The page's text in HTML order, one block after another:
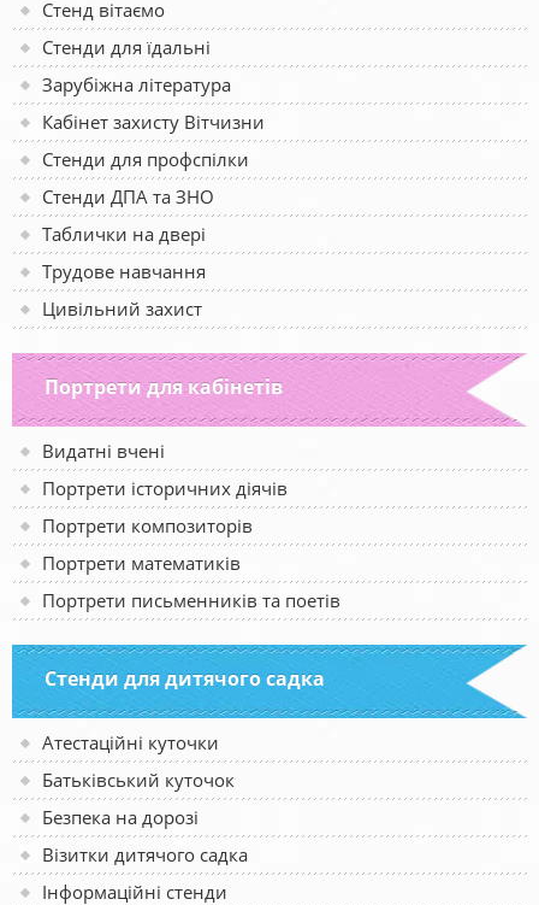
Стенд вітаємо
Стенди для їдальні
Зарубіжна література
Кабінет захисту Вітчизни
Стенди для профспілки
Стенди ДПА та ЗНО
Таблички на двері
Трудове навчання
Цивільний захист
Портрети для кабінетів
Видатні вчені
Портрети історичних діячів
Портрети композиторів
Портрети математиків
Портрети письменників та поетів
Стенди для дитячого садка
Атестаційні куточки
Батьківський куточок
Безпека на дорозі
Візитки дитячого садка
Інформаційні стенди